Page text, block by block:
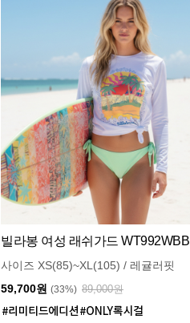
빌라봉 여성 래쉬가드 WT992WBB
사이즈 XS(85)~XL(105) / 레귤러핏
59,700원 (33%) 89,000원